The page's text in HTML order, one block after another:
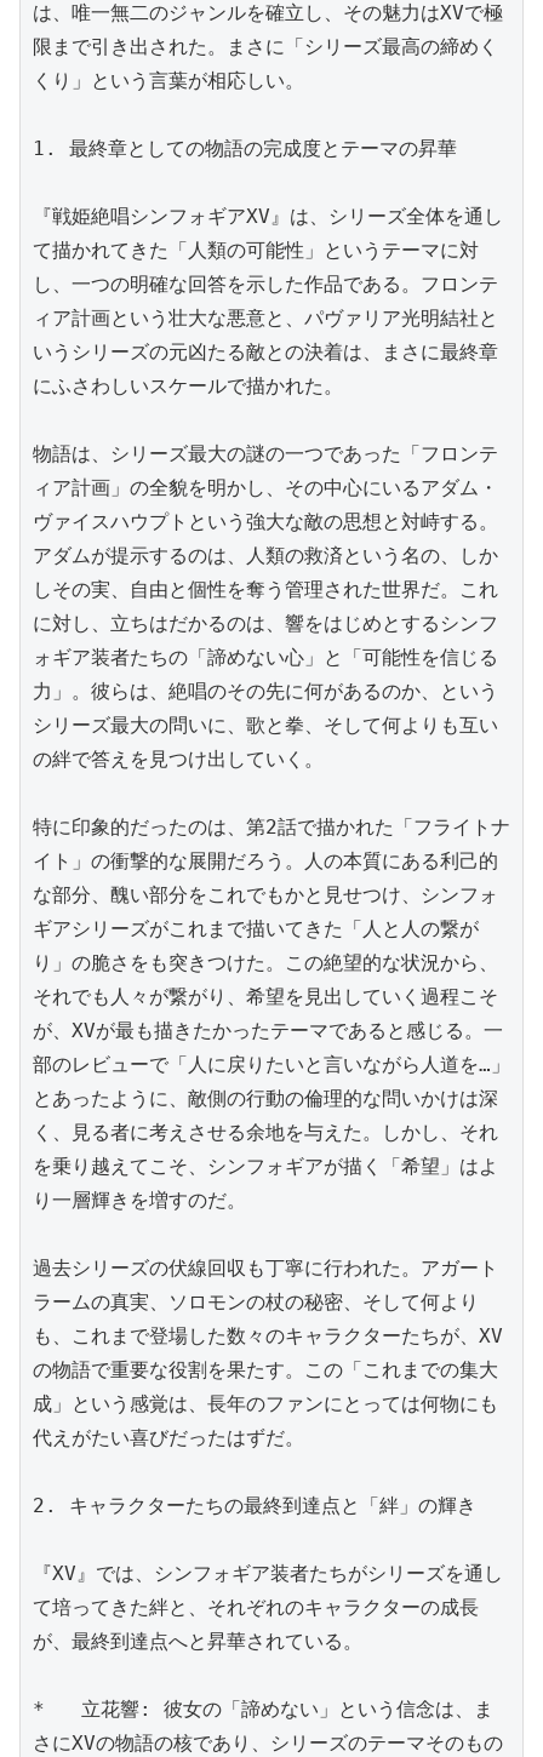
は、唯一無二のジャンルを確立し、その魅力はXVで極
限まで引き出された。まさに「シリーズ最高の締めく
くり」という言葉が相応しい。
1. 最終章としての物語の完成度とテーマの昇華
『戦姫絶唱シンフォギアXV』は、シリーズ全体を通し
て描かれてきた「人類の可能性」というテーマに対
し、一つの明確な回答を示した作品である。フロンテ
ィア計画という壮大な悪意と、パヴァリア光明結社と
いうシリーズの元凶たる敵との決着は、まさに最終章
にふさわしいスケールで描かれた。
物語は、シリーズ最大の謎の一つであった「フロンテ
ィア計画」の全貌を明かし、その中心にいるアダム・
ヴァイスハウプトという強大な敵の思想と対峙する。
アダムが提示するのは、人類の救済という名の、しか
しその実、自由と個性を奪う管理された世界だ。これ
に対し、立ちはだかるのは、響をはじめとするシンフ
ォギア装者たちの「諦めない心」と「可能性を信じる
力」。彼らは、絶唱のその先に何があるのか、という
シリーズ最大の問いに、歌と拳、そして何よりも互い
の絆で答えを見つけ出していく。
特に印象的だったのは、第2話で描かれた「フライトナ
イト」の衝撃的な展開だろう。人の本質にある利己的
な部分、醜い部分をこれでもかと見せつけ、シンフォ
ギアシリーズがこれまで描いてきた「人と人の繋が
り」の脆さをも突きつけた。この絶望的な状況から、
それでも人々が繋がり、希望を見出していく過程こそ
が、XVが最も描きたかったテーマであると感じる。一
部のレビューで「人に戻りたいと言いながら人道を…」
とあったように、敵側の行動の倫理的な問いかけは深
く、見る者に考えさせる余地を与えた。しかし、それ
を乗り越えてこそ、シンフォギアが描く「希望」はよ
り一層輝きを増すのだ。
過去シリーズの伏線回収も丁寧に行われた。アガート
ラームの真実、ソロモンの杖の秘密、そして何より
も、これまで登場した数々のキャラクターたちが、XV
の物語で重要な役割を果たす。この「これまでの集大
成」という感覚は、長年のファンにとっては何物にも
代えがたい喜びだったはずだ。
2. キャラクターたちの最終到達点と「絆」の輝き
『XV』では、シンフォギア装者たちがシリーズを通し
て培ってきた絆と、それぞれのキャラクターの成長
が、最終到達点へと昇華されている。
*   立花響: 彼女の「諦めない」という信念は、ま
さにXVの物語の核であり、シリーズのテーマそのもの